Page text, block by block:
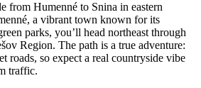
from Humenné to Snina in eastern
a vibrant town known for its
parks, you’ll head northeast through
Region. The path is a true adventure:
roads, so expect a real countryside vibe
traffic.